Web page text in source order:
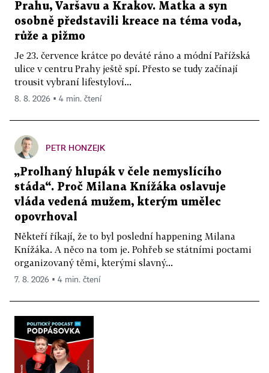
Prahu, Varšavu a Krakov. Matka a syn
osobně představili kreace na téma voda,
růže a pižmo
Je 23. července krátce po deváté ráno a módní Pařížská
ulice v centru Prahy ještě spí. Přesto se tudy začínají
trousit vybraní lifestyloví...
8. 8. 2026 ▪ 4 min. čtení
PETR HONZEJK
„Prolhaný hlupák v čele nemyslícího
stáda“. Proč Milana Knížáka oslavuje
vláda vedená mužem, kterým umělec
opovrhoval
Někteří říkají, že to byl poslední happening Milana
Knížáka. A něco na tom je. Pohřeb se státními poctami
organizovaný těmi, kterými slavný...
7. 8. 2026 ▪ 4 min. čtení